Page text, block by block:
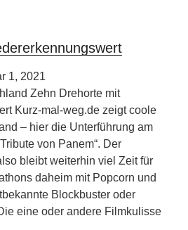
1, 2021
Zehn Drehorte mit
Kurz-mal-weg.de zeigt coole
– hier die Unterführung am
von Panem“. Der
bleibt weiterhin viel Zeit für
daheim mit Popcorn und
Blockbuster oder
eine oder andere Filmkulisse